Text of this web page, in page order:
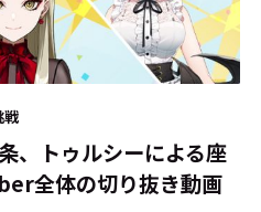
戦
、トゥルシーによる座
全体の切り抜き動画